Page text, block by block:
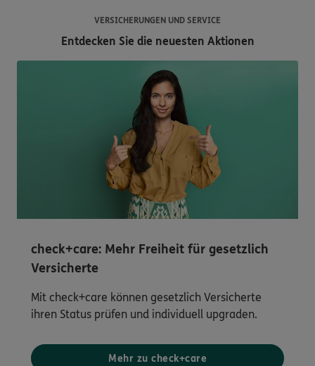
VERSICHERUNGEN UND SERVICE
Entdecken Sie die neuesten Aktionen
check+care: Mehr Freiheit für gesetzlich
Versicherte
Mit check+care können gesetzlich Versicherte
ihren Status prüfen und individuell upgraden.
Mehr zu check+care